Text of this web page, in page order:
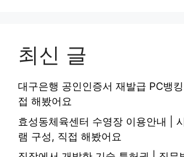
최신 글
대구은행 공인인증서 재발급 PC뱅
접 해봤어요
효성동체육센터 수영장 이용안내 |
램 구성, 직접 해봤어요